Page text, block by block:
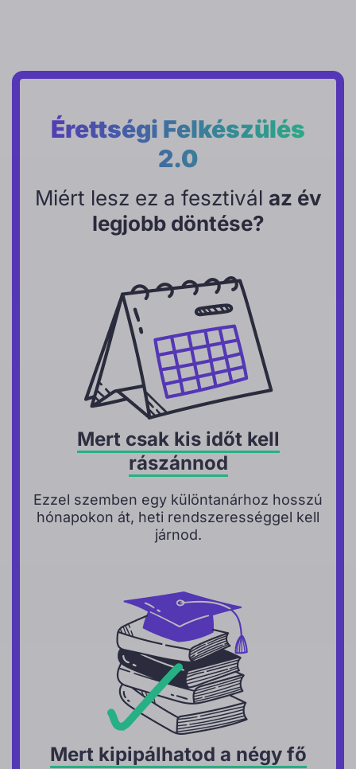
Érettségi Felkészülés
2.0
Miért lesz ez a fesztivál az év
legjobb döntése?
Mert csak kis időt kell
rászánnod
Ezzel szemben egy különtanárhoz hosszú
hónapokon át, heti rendszerességgel kell
járnod.
Mert kipipálhatod a négy fő